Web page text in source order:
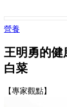
營養
王明勇的健
白菜
【專家觀點】